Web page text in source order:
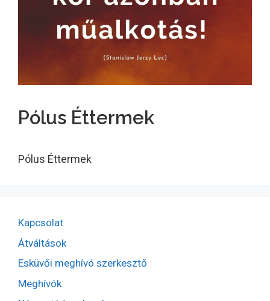
Pólus Éttermek
Pólus Éttermek
Kapcsolat
Átváltások
Esküvői meghívó szerkesztő
Meghívók